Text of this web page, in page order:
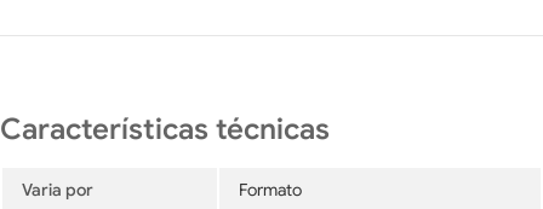
Varia por Formato